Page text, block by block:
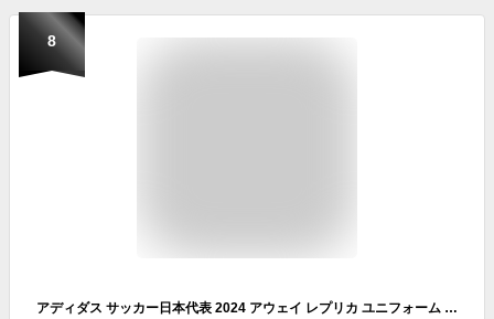
8
アディダス サッカー日本代表 2024 アウェイ レプリカ ユニフォーム iu0963 背番号14 伊東純也 【adidas|アディダス】サッカー日本代表レプリカウェアーkmw70-14-ito